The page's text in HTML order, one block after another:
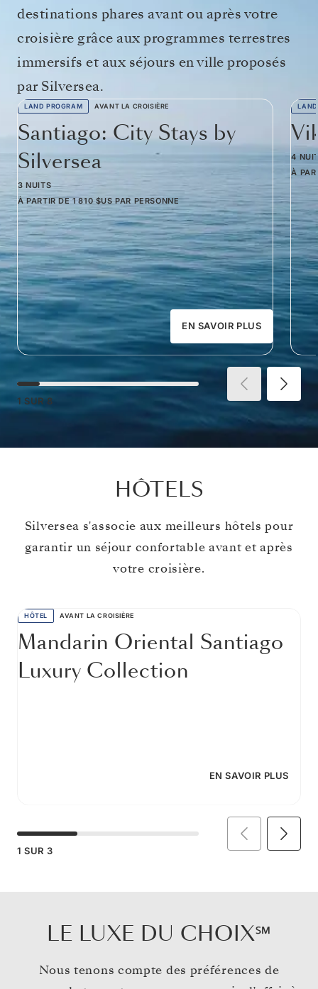
destinations phares avant ou après votre
croisière grâce aux programmes terrestres
immersifs et aux séjours en ville proposés
par Silversea.
LAND PROGRAM AVANT LA CROISIÈRE
Santiago: City Stays by
Silversea
3 NUITS
À PARTIR DE 1 810 $US PAR PERSONNE
EN SAVOIR PLUS
4
À
1 SUR 8
HÔTELS
Silversea s'associe aux meilleurs hôtels pour
garantir un séjour confortable avant et après
votre croisière.
HÔTEL AVANT LA CROISIÈRE
Mandarin Oriental Santiago
Luxury Collection
EN SAVOIR PLUS
1 SUR 3
LE LUXE DU CHOIX℠
Nous tenons compte des préférences de